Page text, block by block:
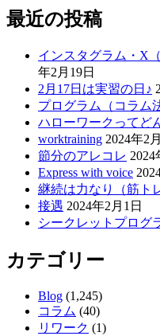
稿
最近の投稿
インスタグラム・X
年2月19日
2月17日は実習の日♪
プログラム（コラム
ハローワークってど
worktraining 2024年2
節分のアレコレ 2024
Express with voice
継続は力なり（筋ト
接遇 2024年2月1日
シークレットプログ
カテゴリー
Blog (1,245)
コラム (40)
リワーク (1)